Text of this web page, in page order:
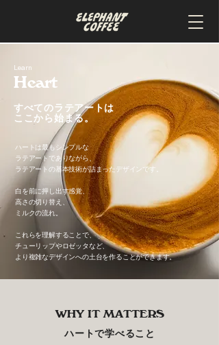
Heart
ハートは最もシンプルな
ラテアートでありながら、
ラテアートの基本技術が詰まったデザインです。
白を前に押し出す感覚、
高さの切り替え、
ミルクの流れ。
これらを理解することで、
チューリップやロゼッタなど、
より複雑なデザインへの土台を作ることができます。
Learn
すべてのラテアートは
ここから始まる。
WHY IT MATTERS
ハートで学べること